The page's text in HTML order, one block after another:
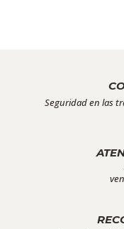
Seguridad en las